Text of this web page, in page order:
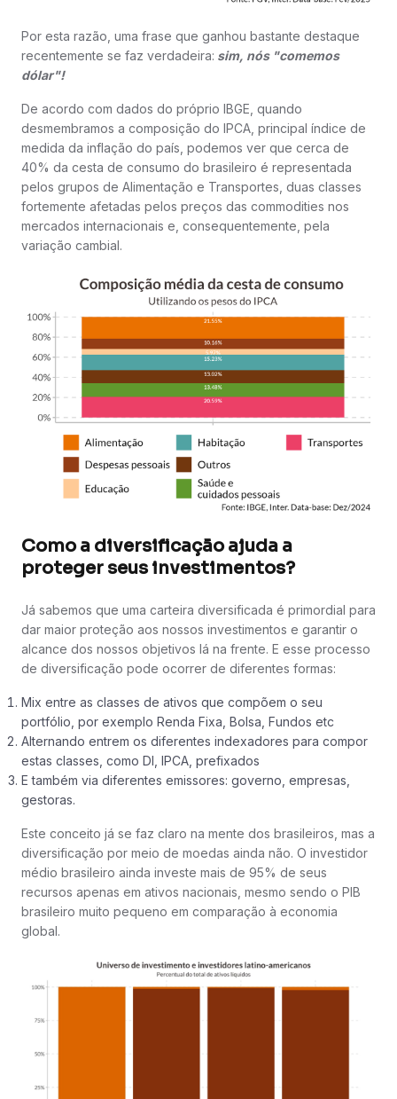
Por esta razão, uma frase que ganhou bastante destaque
recentemente se faz verdadeira: sim, nós "comemos
dólar"!
De acordo com dados do próprio IBGE, quando
desmembramos a composição do IPCA, principal índice de
medida da inflação do país, podemos ver que cerca de
40% da cesta de consumo do brasileiro é representada
pelos grupos de Alimentação e Transportes, duas classes
fortemente afetadas pelos preços das commodities nos
mercados internacionais e, consequentemente, pela
variação cambial.
Como a diversificação ajuda a
proteger seus investimentos?
Já sabemos que uma carteira diversificada é primordial para
dar maior proteção aos nossos investimentos e garantir o
alcance dos nossos objetivos lá na frente. E esse processo
de diversificação pode ocorrer de diferentes formas:
Mix entre as classes de ativos que compõem o seu
portfólio, por exemplo Renda Fixa, Bolsa, Fundos etc
Alternando entrem os diferentes indexadores para compor
estas classes, como DI, IPCA, prefixados
E também via diferentes emissores: governo, empresas,
gestoras.
Este conceito já se faz claro na mente dos brasileiros, mas a
diversificação por meio de moedas ainda não. O investidor
médio brasileiro ainda investe mais de 95% de seus
recursos apenas em ativos nacionais, mesmo sendo o PIB
brasileiro muito pequeno em comparação à economia
global.